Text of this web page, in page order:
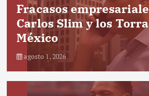
Fracasos
Carlos Slim y los
México
agosto 1, 2026